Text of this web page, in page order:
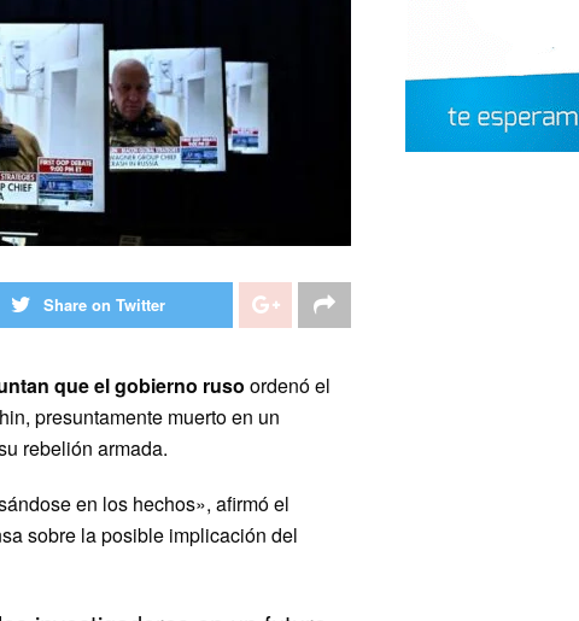
Share on Twitter
que el gobierno ruso ordenó el
presuntamente muerto en un
rebelión armada.
en los hechos», afirmó el
sobre la posible implicación del